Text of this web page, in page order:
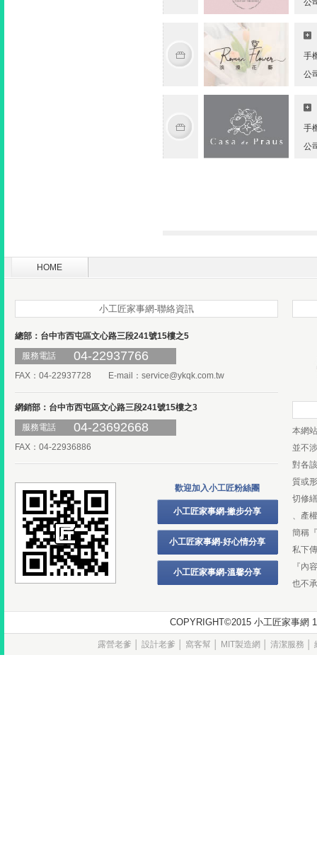
公
手
公
手
公
HOME
小工匠家事網-聯絡資訊
總部：台中市西屯區文心路三段241號15樓之5
服務電話
04-22937766
FAX：04-22937728 E-mail： service@ykqk.com.tw
網銷部：台中市西屯區文心路三段241號15樓之3
服務電話
04-23692668
FAX：04-22936886
歡迎加入小工匠粉絲團
小工匠家事網-撇步分享
小工匠家事網-好心情分享
小工匠家事網-溫馨分享
本網
並不
對各
質或
切修
、產
簡稱
私下
『內
也不
COPYRIGHT©2015 小工匠家事
露營老爹 設計老爹 窩客幫 MIT製造網 清潔服務